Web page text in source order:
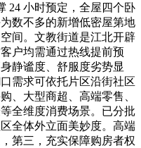
24 小时预定，全屋四个卧
数不多的新增低密屋第地
间。文教街道是江北开辟
户均需通过热线提前预
静谧度、舒服度劣势显
需求可依托片区沿街社区
、大型商超、高端零售、
全维度消费场景。已分批
全体外立面美妙度。高端
第三，充实保障购房者权